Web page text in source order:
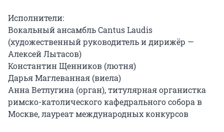
Исполнители:
Вокальный ансамбль Cantus Laudis
(художественный руководитель и дирижёр —
Алексей Лытасов)
Константин Щенников (лютня)
Дарья Маглеванная (виела)
Анна Ветлугина (орган), титулярная органистка
римско-католического кафедрального собора в
Москве, лауреат международных конкурсов